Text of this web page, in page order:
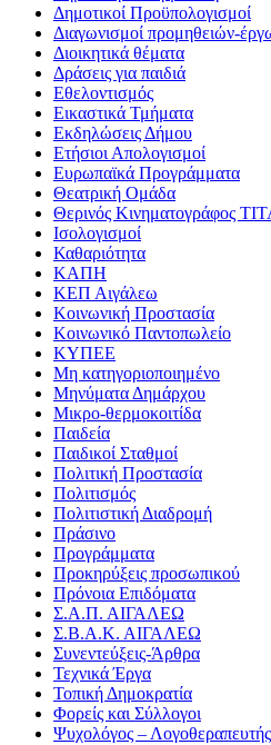
Δημοτικοί Προϋπολογισμοί
Διαγωνισμοί προμηθειών-
Διοικητικά θέματα
Δράσεις για παιδιά
Εθελοντισμός
Εικαστικά Τμήματα
Εκδηλώσεις Δήμου
Ετήσιοι Απολογισμοί
Ευρωπαϊκά Προγράμματα
Θεατρική Ομάδα
Θερινός Κινηματογράφος
Ισολογισμοί
Καθαριότητα
ΚΑΠΗ
ΚΕΠ Αιγάλεω
Κοινωνική Προστασία
Κοινωνικό Παντοπωλείο
ΚΥΠΕΕ
Μη κατηγοριοποιημένο
Μηνύματα Δημάρχου
Μικρο-θερμοκοιτίδα
Παιδεία
Παιδικοί Σταθμοί
Πολιτική Προστασία
Πολιτισμός
Πολιτιστική Διαδρομή
Πράσινο
Προγράμματα
Προκηρύξεις προσωπικού
Πρόνοια Επιδόματα
Σ.Α.Π. ΑΙΓΑΛΕΩ
Σ.Β.Α.Κ. ΑΙΓΑΛΕΩ
Συνεντεύξεις-Άρθρα
Τεχνικά Έργα
Τοπική Δημοκρατία
Φορείς και Σύλλογοι
Ψυχολόγος – Λογοθεραπευτής